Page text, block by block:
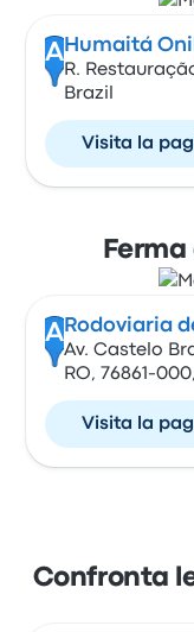
A Humaitá
R.
Brazil
Visita la
A Rodoviaria
Av. Castelo
RO, 76861-
Visita la
Confronta